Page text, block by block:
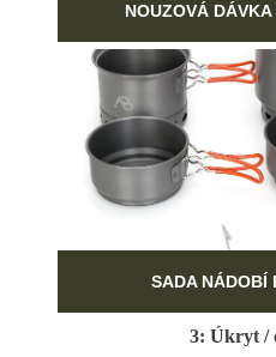
NOUZOVÁ
SADA NÁDOBÍ
3: Úkryt /